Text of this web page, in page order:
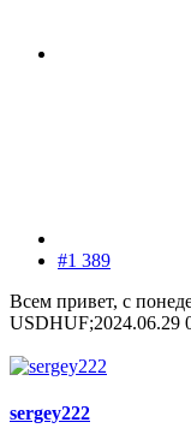
#1 389
Всем привет, с
USDHUF;2024.06.29
sergey222